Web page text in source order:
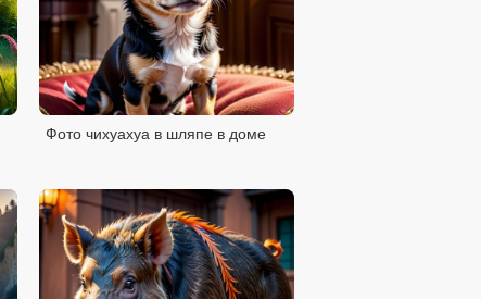
Фото чихуахуа в шляпе в доме